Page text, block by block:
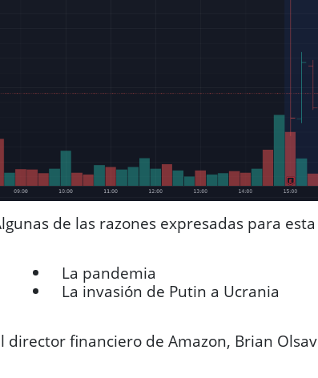
de las razones expresadas para
La pandemia
La invasión de Putin a Ucrania
director financiero de Amazon, Brian